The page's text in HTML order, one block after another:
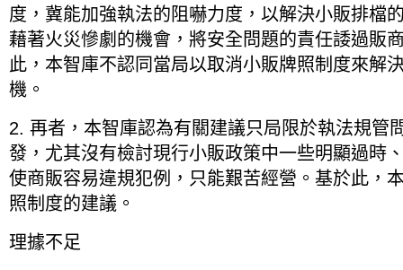
度，冀能加強執法的阻嚇力度，以解決小販排檔
藉著火災慘劇的機會，將安全問題的責任諉過販
此，本智庫不認同當局以取消小販牌照制度來解
機。
2. 再者，本智庫認為有關建議只局限於執法規管
發，尤其沒有檢討現行小販政策中一些明顯過時
使商販容易違規犯例，只能艱苦經營。基於此，
照制度的建議。
理據不足